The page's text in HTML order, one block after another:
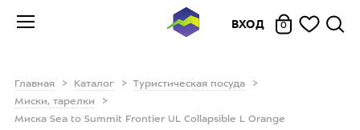
ВХОД 0
Главная Каталог
Туристическая посуда
Миски, тарелки
Миска Sea to Summit Frontier UL Collapsible L Orange